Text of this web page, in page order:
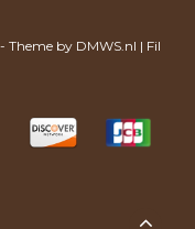
- Theme by DMWS.nl | Fil